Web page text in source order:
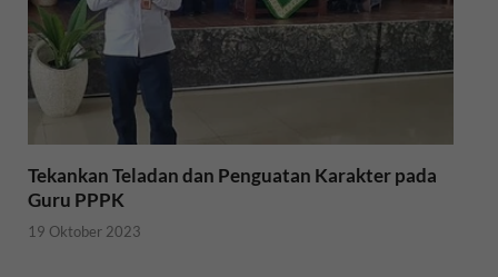
Tekankan Teladan dan Penguatan Karakter pada
Guru PPPK
19 Oktober 2023